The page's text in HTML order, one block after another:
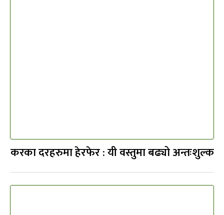
करका दरहरुमा हेरफेर : यी वस्तुमा बढ्यो अन्तःशुल्क